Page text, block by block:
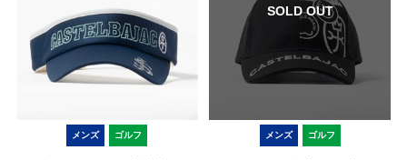
メンズ ゴルフ
SOLD OUT
メンズ ゴルフ